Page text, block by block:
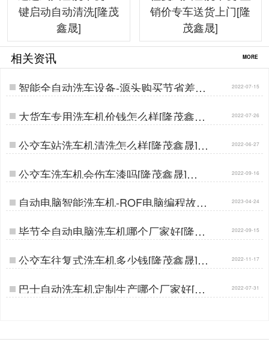
键启动自动清洗[隆茂
鑫晟]
销价专车送货上门[隆
茂鑫晟]
相关资讯 MORE
智能全自动洗车设备-源头购买节省差价
30%[隆茂鑫晟]…
2022-07-15
大货车专用洗车机价钱怎么样[隆茂鑫晟]
…
2022-07-26
公交车站洗车机清洗怎么样[隆茂鑫晟]… 2022-06-27
公交车洗车机会伤车漆吗[隆茂鑫晟]… 2022-09-16
自动电脑智能洗车机-ROF电脑编程故障
自检[隆茂鑫晟]…
2023-04-24
毕节全自动电脑洗车机哪个厂家好[隆茂
鑫晟]…
2022-09-15
公交车往复式洗车机多少钱[隆茂鑫晟]… 2022-11-17
巴士自动洗车机定制生产哪个厂家好[隆
茂鑫晟]…
2022-07-31